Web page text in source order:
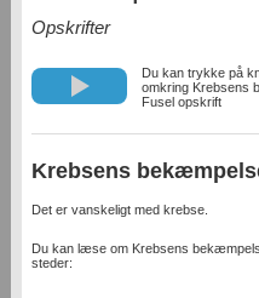
Opskrifter
Du kan trykke på
omkring Krebsens
Fusel opskrift
Krebsens
Det er vanskeligt med krebse.
Du kan læse om Krebsens
steder: